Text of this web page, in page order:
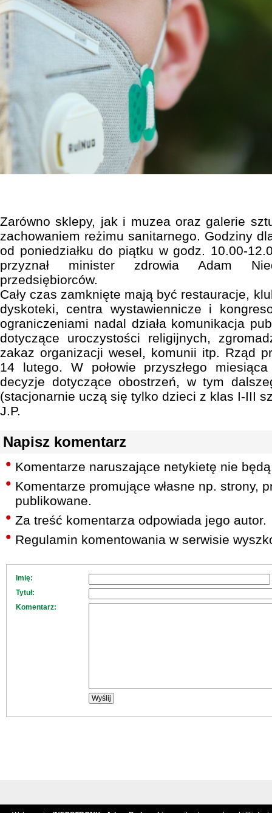
Zarówno sklepy, jak i muzea oraz galerie
zachowaniem reżimu sanitarnego. Godziny
od poniedziałku do piątku w godz. 10.00-
przyznał minister zdrowia Adam
przedsiębiorców.
Cały czas zamknięte mają być restauracje,
dyskoteki, centra wystawiennicze i
ograniczeniami nadal działa komunikacja
dotyczące uroczystości religijnych,
zakaz organizacji wesel, komunii itp. Rząd
14 lutego. W połowie przyszłego
decyzje dotyczące obostrzeń, w tym
(stacjonarnie uczą się tylko dzieci z klas I-III
J.P.
Napisz komentarz
Komentarze naruszające netykietę nie
Komentarze promujące własne np. strony,
publikowane.
Za treść komentarza odpowiada jego autor.
Regulamin komentowania w serwisie
Imię:
Tytuł:
Komentarz: